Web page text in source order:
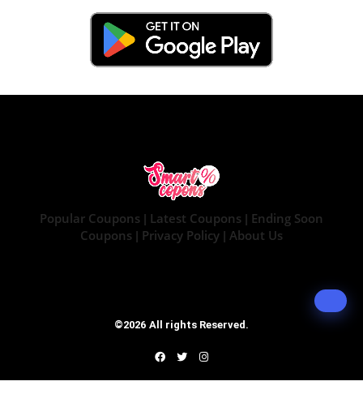
Popular Coupons | Latest Coupons | Ending Soon
Coupons | Privacy Policy | About Us
©2026 All rights Reserved.